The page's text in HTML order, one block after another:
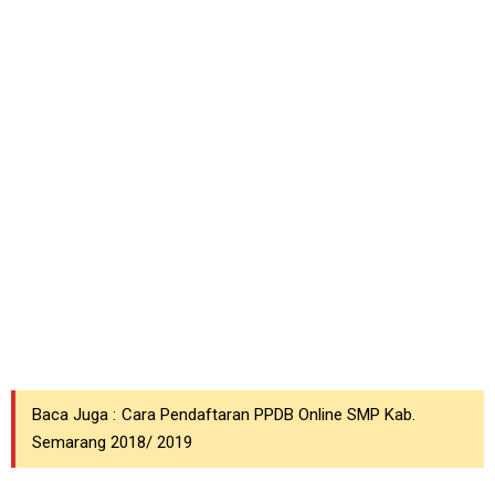
Baca Juga : Cara Pendaftaran PPDB Online SMP Kab.
Semarang 2018/ 2019